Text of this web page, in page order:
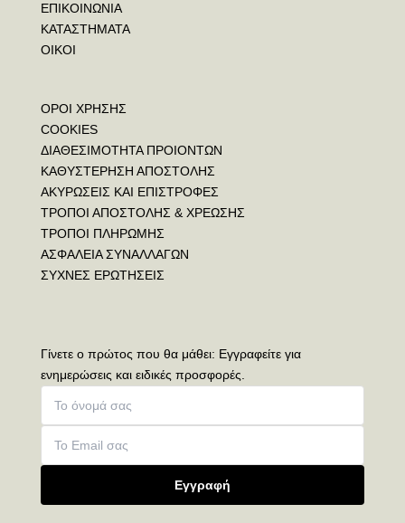
ΕΠΙΚΟΙΝΩΝΙΑ
ΚΑΤΑΣΤΗΜΑΤΑ
ΟΙΚΟΙ
ΟΡΟΙ ΧΡΗΣΗΣ
COOKIES
ΔΙΑΘΕΣΙΜΟΤΗΤΑ ΠΡΟΙΟΝΤΩΝ
ΚΑΘΥΣΤΕΡΗΣΗ ΑΠΟΣΤΟΛΗΣ
ΑΚΥΡΩΣΕΙΣ ΚΑΙ ΕΠΙΣΤΡΟΦΕΣ
ΤΡΟΠΟΙ ΑΠΟΣΤΟΛΗΣ & ΧΡΕΩΣΗΣ
ΤΡΟΠΟΙ ΠΛΗΡΩΜΗΣ
ΑΣΦΑΛΕΙΑ ΣΥΝΑΛΛΑΓΩΝ
ΣΥΧΝΕΣ ΕΡΩΤΗΣΕΙΣ
Γίνετε ο πρώτος που θα μάθει: Εγγραφείτε για
ενημερώσεις και ειδικές προσφορές.
Εγγραφή